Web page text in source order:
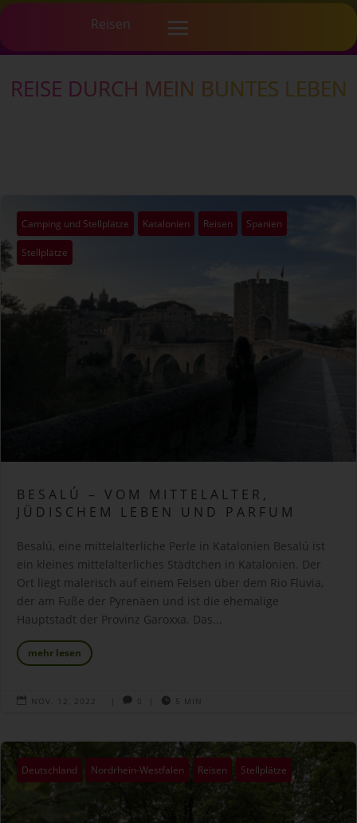
REISE DURCH MEIN BUNTES LEBEN
Camping und Stellplätze Katalonien Reisen Spanien
Stellplätze
BESALÚ – VOM MITTELALTER,
JÜDISCHEM LEBEN UND PARFUM
Besalú, eine mittelalterliche Perle in Katalonien ​Besalú ist
ein kleines mittelalterliches Städtchen in Katalonien. Der
Ort liegt malerisch auf einem Felsen über dem Rio Fluvia,
der am Fuße der Pyrenäen und ist die ehemalige
Hauptstadt der Provinz Garoxxa. Das...
mehr lesen
 NOV. 12, 2022  0  5 MIN
Deutschland Nordrhein-Westfalen Reisen Stellplätze